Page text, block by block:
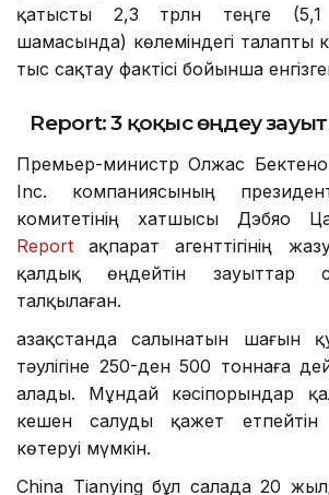
қатысты 2,3 трлн теңге
шамасында) көлеміндегі талапты
тыс сақтау фактісі бойынша
Report: 3 қоқыс өңдеу
Премьер-министр Олжас
Inc. компаниясының
комитетінің хатшысы Дэбяо
Report ақпарат агенттігінің
қалдық өңдейтін зауыттар
талқылаған.
Қазақстанда салынатын шағын
тәулігіне 250-ден 500 тоннаға
алады. Мұндай кәсіпорындар
кешен салуды қажет етпейтін
көтеруі мүмкін.
China Tianying бұл салада 20